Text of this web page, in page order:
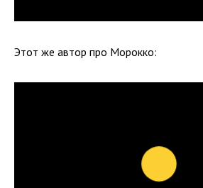
Этот же автор про Морокко: